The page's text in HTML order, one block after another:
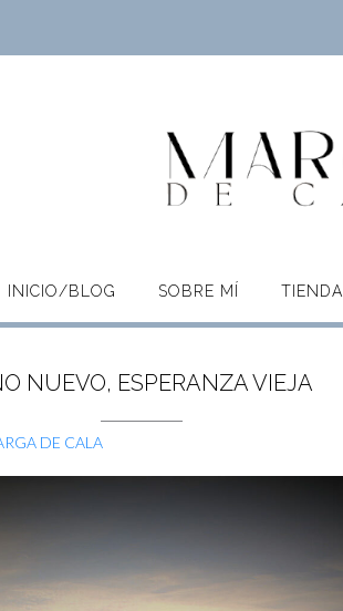
INICIO/BLOG SOBRE MÍ TIENDA
NUEVO, ESPERANZA VIEJA
DE CALA